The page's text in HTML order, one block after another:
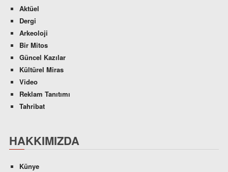
Aktüel
Dergi
Arkeoloji
Bir Mitos
Güncel Kazılar
Kültürel Miras
Video
Reklam Tanıtımı
Tahribat
HAKKIMIZDA
Künye